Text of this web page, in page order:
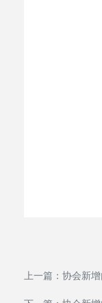
上一篇： 协会新增